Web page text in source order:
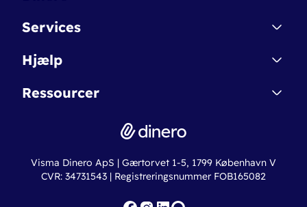
Kontakt
Betingelser & Sikkerhed
Services
Dinero Starter
Dinero Pro
Erhvervslån
Fakturaskabeloner
Hjælp
Online regnskabskurser
Ressourcer
Ny virksomhed
Iværksætterlegat
Visma Dinero ApS | Gærtorvet 1-5, 1799 København V
CVR: 34731543 | Registreringsnummer FOB165082